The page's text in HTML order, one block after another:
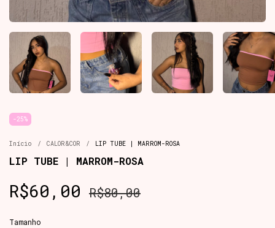
-25%
Início / CALOR&COR / LIP TUBE | MARROM-ROSA
LIP TUBE | MARROM-ROSA
R$60,00 R$80,00
Tamanho